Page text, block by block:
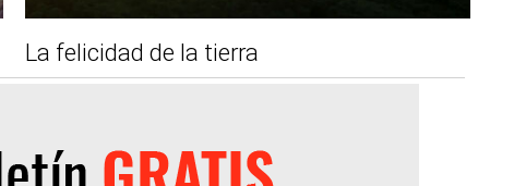
La felicidad de la tierra